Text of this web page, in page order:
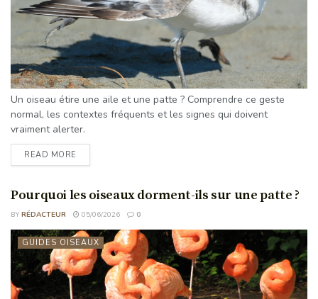
Un oiseau étire une aile et une patte ? Comprendre ce geste
normal, les contextes fréquents et les signes qui doivent
vraiment alerter.
READ MORE
Pourquoi les oiseaux dorment-ils sur une patte ?
BY RÉDACTEUR 05/06/2026 0
GUIDES OISEAUX